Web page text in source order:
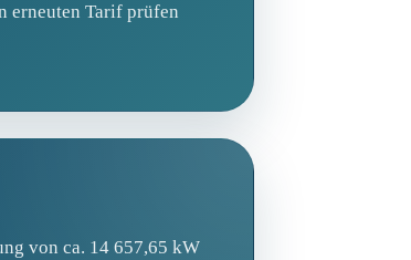
erneuten Tarif prüfen
von ca. 14 657,65 kW